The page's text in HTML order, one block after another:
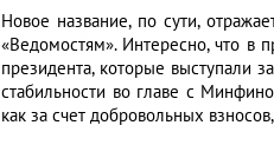
Новое название, по сути,
«Ведомостям». Интересно, что в
президента, которые выступали
стабильности во главе с
как за счет добровольных